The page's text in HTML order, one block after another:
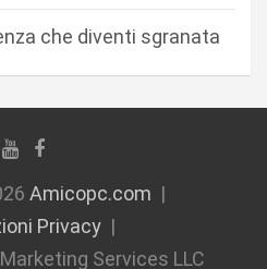
che diventi sgranata
Amicopc.com
Privacy
Services LLC